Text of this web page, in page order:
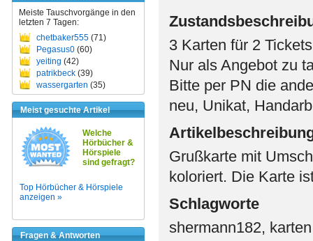
Meiste Tauschvorgänge in den
letzten 7 Tagen:
chetbaker555 (71)
Pegasus0 (60)
yeiting (42)
patrikbeck (39)
wassergarten (35)
Meist gesuchte Artikel
Welche
Hörbücher &
Hörspiele
sind gefragt?
Top Hörbücher & Hörspiele
anzeigen »
Fragen & Antworten
3 Karten für 2
Nur als Angebot zu
Bitte per PN die
neu, Unikat,
Grußkarte mit
koloriert. Die Karte
Schlagworte
shermann182,